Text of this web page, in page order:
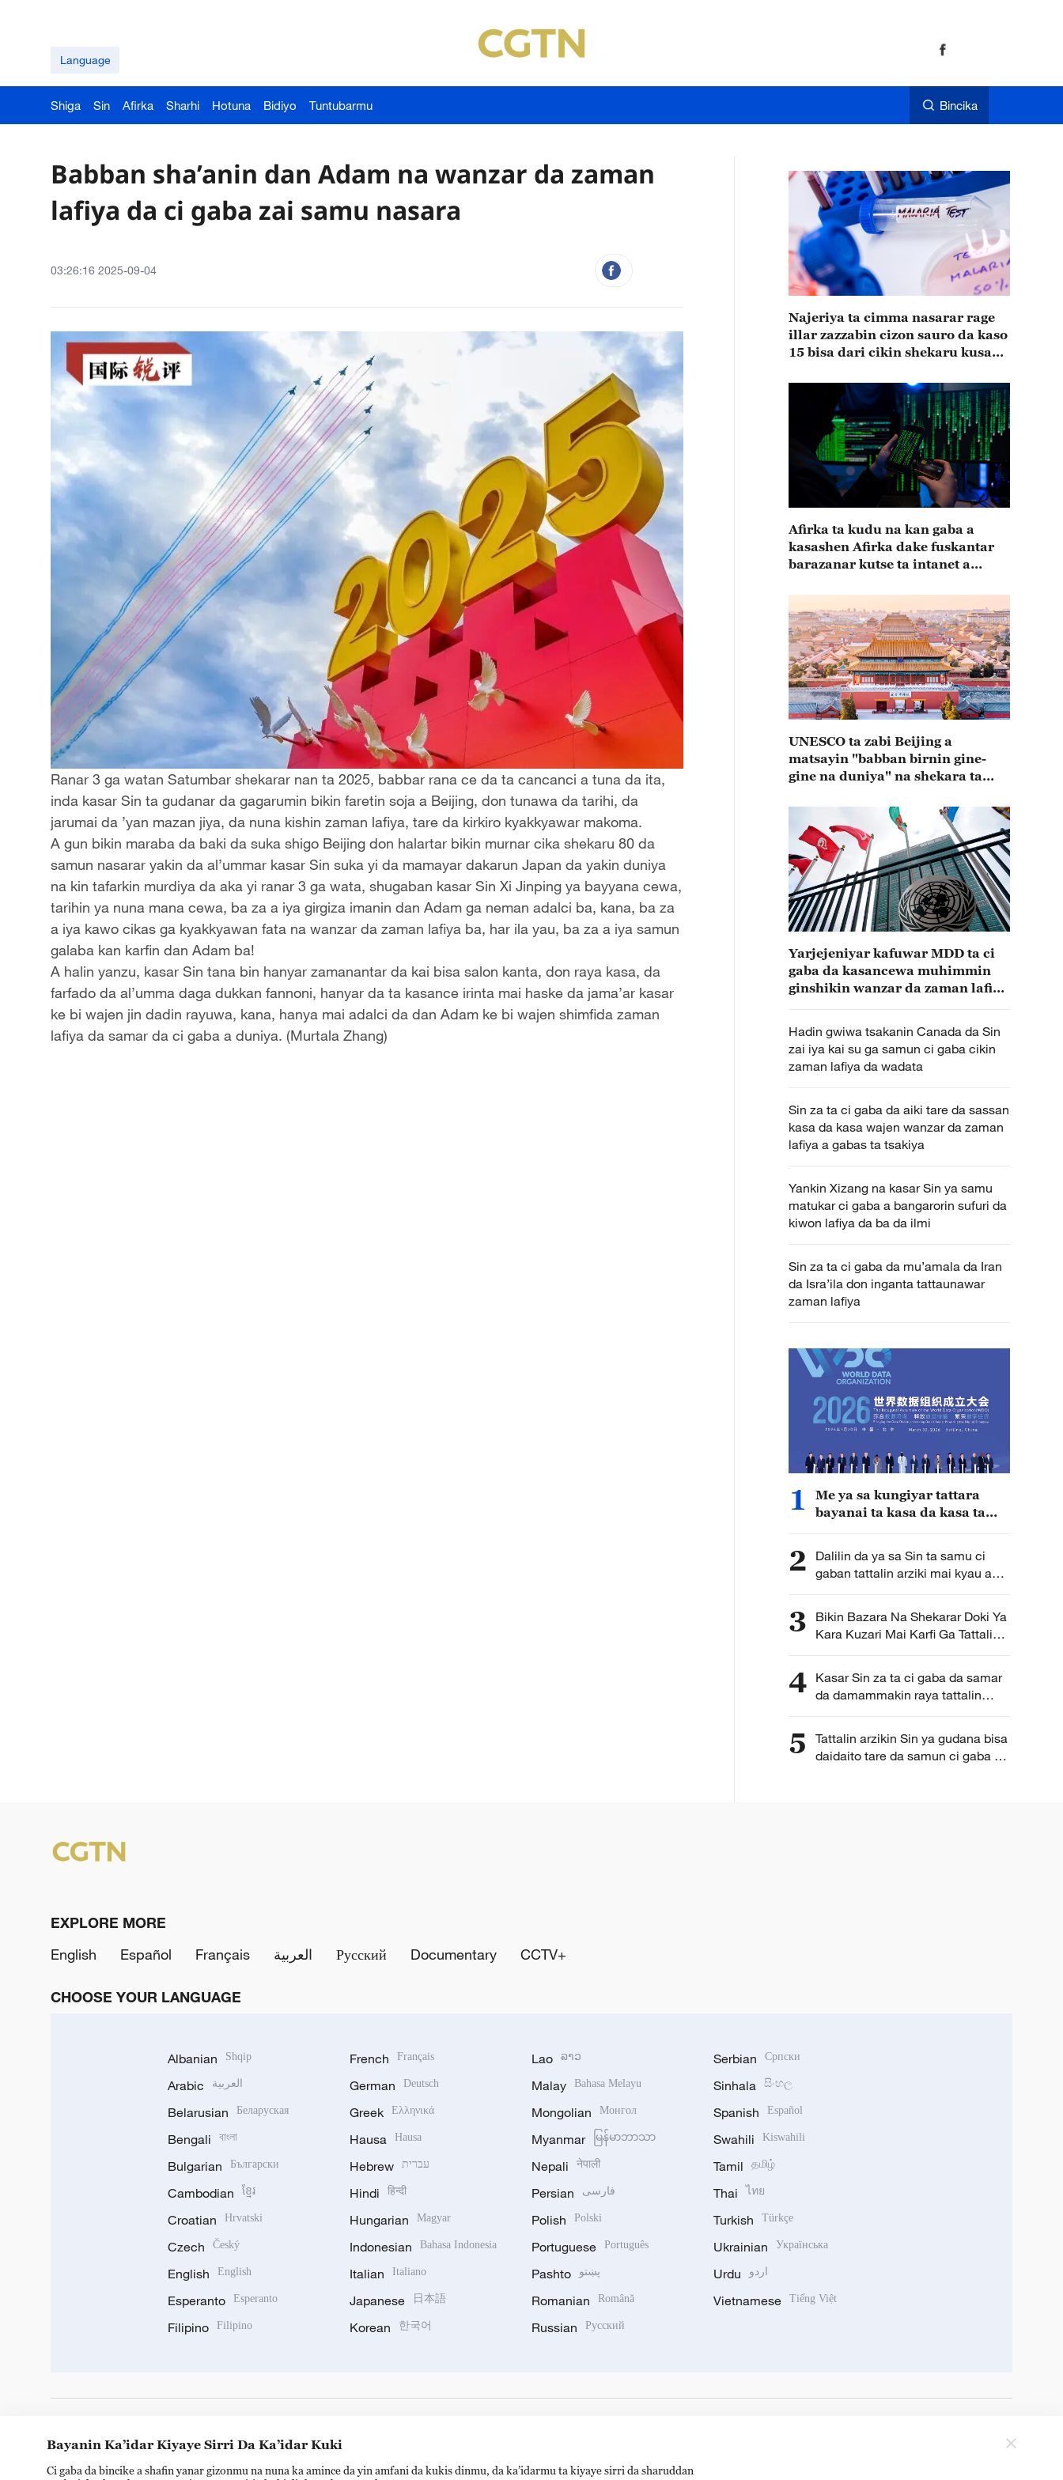
Language
Shiga Sin Afirka Sharhi Hotuna Bidiyo Tuntubarmu Bincika
Babban sha’anin dan Adam na wanzar da zaman
lafiya da ci gaba zai samu nasara
03:26:16 2025-09-04
Ranar 3 ga watan Satumbar shekarar nan ta 2025, babbar rana ce da ta cancanci a tuna da ita,
inda kasar Sin ta gudanar da gagarumin bikin faretin soja a Beijing, don tunawa da tarihi, da
jarumai da ’yan mazan jiya, da nuna kishin zaman lafiya, tare da kirkiro kyakkyawar makoma.
A gun bikin maraba da baki da suka shigo Beijing don halartar bikin murnar cika shekaru 80 da
samun nasarar yakin da al’ummar kasar Sin suka yi da mamayar dakarun Japan da yakin duniya
na kin tafarkin murdiya da aka yi ranar 3 ga wata, shugaban kasar Sin Xi Jinping ya bayyana cewa,
tarihin ya nuna mana cewa, ba za a iya girgiza imanin dan Adam ga neman adalci ba, kana, ba za
a iya kawo cikas ga kyakkyawan fata na wanzar da zaman lafiya ba, har ila yau, ba za a iya samun
galaba kan karfin dan Adam ba!
A halin yanzu, kasar Sin tana bin hanyar zamanantar da kai bisa salon kanta, don raya kasa, da
farfado da al’umma daga dukkan fannoni, hanyar da ta kasance irinta mai haske da jama’ar kasar
ke bi wajen jin dadin rayuwa, kana, hanya mai adalci da dan Adam ke bi wajen shimfida zaman
lafiya da samar da ci gaba a duniya. (Murtala Zhang)
Najeriya ta cimma nasarar rage
illar zazzabin cizon sauro da kaso
15 bisa dari cikin shekaru kusan
Afirka ta kudu na kan gaba a
kasashen Afirka dake fuskantar
barazanar kutse ta intanet a
UNESCO ta zabi Beijing a
matsayin "babban birnin gine-
gine na duniya" na shekara ta
Yarjejeniyar kafuwar MDD ta ci
gaba da kasancewa muhimmin
ginshikin wanzar da zaman lafiya
Hadin gwiwa tsakanin Canada da Sin
zai iya kai su ga samun ci gaba cikin
zaman lafiya da wadata
Sin za ta ci gaba da aiki tare da sassan
kasa da kasa wajen wanzar da zaman
lafiya a gabas ta tsakiya
Yankin Xizang na kasar Sin ya samu
matukar ci gaba a bangarorin sufuri da
kiwon lafiya da ba da ilmi
Sin za ta ci gaba da mu’amala da Iran
da Isra’ila don inganta tattaunawar
zaman lafiya
1
Me ya sa kungiyar tattara
bayanai ta kasa da kasa ta
2
Dalilin da ya sa Sin ta samu ci
gaban tattalin arziki mai kyau a
watanni 2 na farkon bana
3
Bikin Bazara Na Shekarar Doki Ya
Kara Kuzari Mai Karfi Ga Tattalin
Arzikin Duniya
4 Kasar Sin za ta ci gaba da samar
da damammakin raya tattalin
arziki ga duniya a shekara mai
5
Tattalin arzikin Sin ya gudana bisa
daidaito tare da samun ci gaba da
EXPLORE MORE
English
Español Français العربية Русский Documentary CCTV+
CHOOSE YOUR LANGUAGE
Albanian Shqip
Arabic العربية
Belarusian Беларуская
Bengali বাংলা
Bulgarian Български
Cambodian ខ្មែរ
Croatian Hrvatski
Czech Český
English English
Esperanto Esperanto
Filipino Filipino
French Français
German Deutsch
Greek Ελληνικά
Hausa Hausa
Hebrew עברית
Hindi हिन्दी
Hungarian Magyar
Indonesian Bahasa Indonesia
Italian Italiano
Japanese 日本語
Korean 한국어
Lao ລາວ
Malay Bahasa Melayu
Mongolian Монгол
Myanmar မြန်မာဘာသာ
Nepali नेपाली
Persian فارسی
Polish Polski
Portuguese Português
Pashto پښتو
Romanian Română
Russian Русский
Serbian Српски
Sinhala සිංහල
Spanish Español
Swahili Kiswahili
Tamil தமிழ்
Thai ไทย
Turkish Türkçe
Ukrainian Українська
Urdu اردو
Vietnamese Tiếng Việt
Bayanin Ka’idar Kiyaye Sirri Da Ka’idar Kuki
Ci gaba da bincike a shafin yanar gizonmu na nuna ka amince da yin amfani da kukis dinmu, da ka’idarmu ta kiyaye sirri da sharuddan